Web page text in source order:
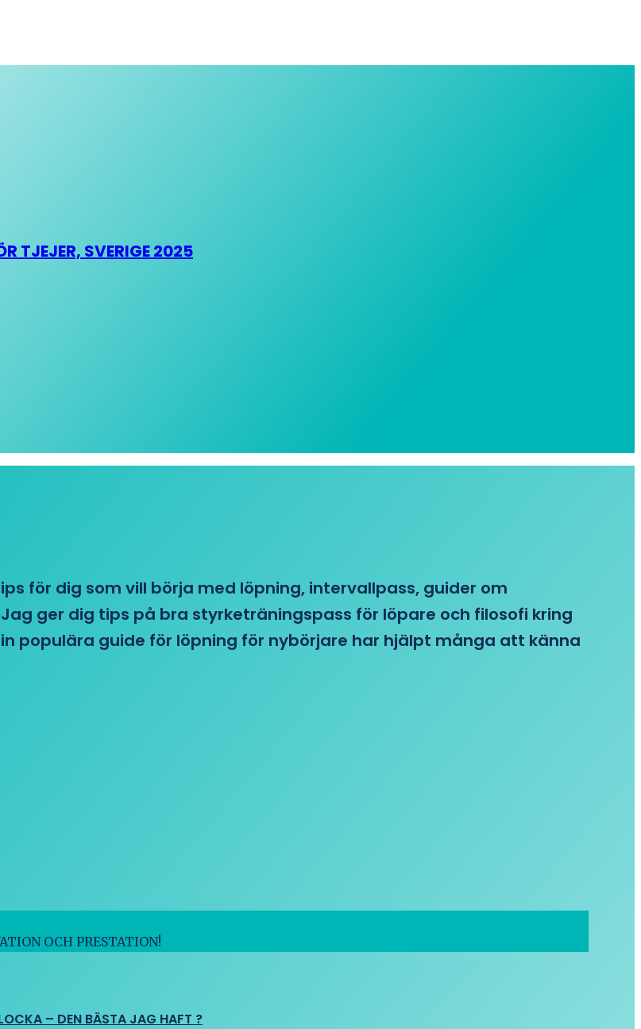
TJEJER, SVERIGE 2025
för dig som vill börja med löpning, intervallpass, guider om
ger dig tips på bra styrketräningspass för löpare och filosofi kring
populära guide för löpning för nybörjare har hjälpt många att känna
OCH PRESTATION!
– DEN BÄSTA JAG HAFT ?